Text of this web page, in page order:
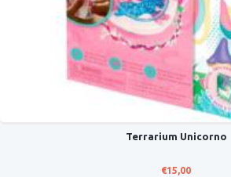
Terrarium Unicorno
€15,00